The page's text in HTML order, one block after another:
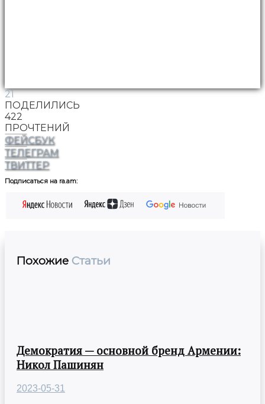
21
ПОДЕЛИЛИСЬ
422
ПРОЧТЕНИЙ
ФЕЙСБУК
ТЕЛЕГРАМ
ТВИТТЕР
Подписаться на ra.am:
Похожие Статьи
Демократия — основной бренд Армении:
Никол Пашинян
2023-05-31